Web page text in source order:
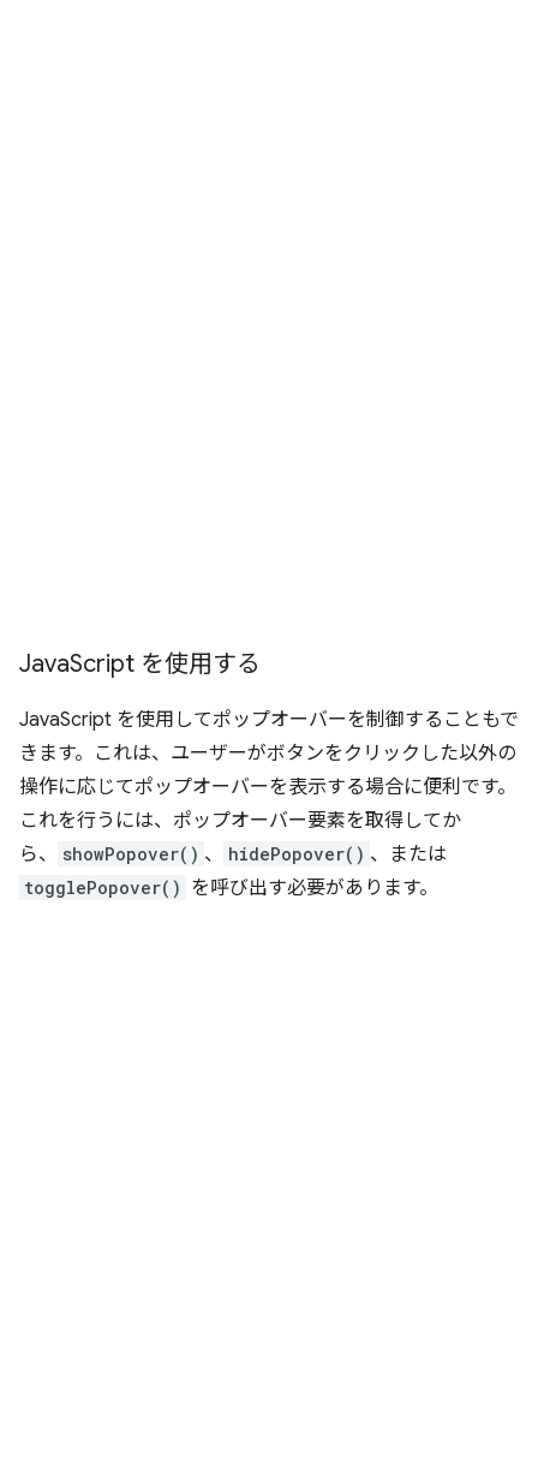
JavaScript を使用する
JavaScript を使用してポップオーバーを制御することもで
きます。これは、ユーザーがボタンをクリックした以外の
操作に応じてポップオーバーを表示する場合に便利です。
これを行うには、ポップオーバー要素を取得してか
ら、
showPopover() 、 hidePopover() 、または
togglePopover() を呼び出す必要があります。